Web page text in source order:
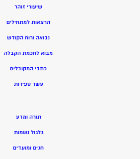
שיעורי זוהר
הרצאות למתחילים
נבואה ורוח הקודש
מבוא לחכמת הקבלה
כתבי המקובלים
עשר ספירות
תורה ומדע
גלגול נשמות
חגים ומועדים